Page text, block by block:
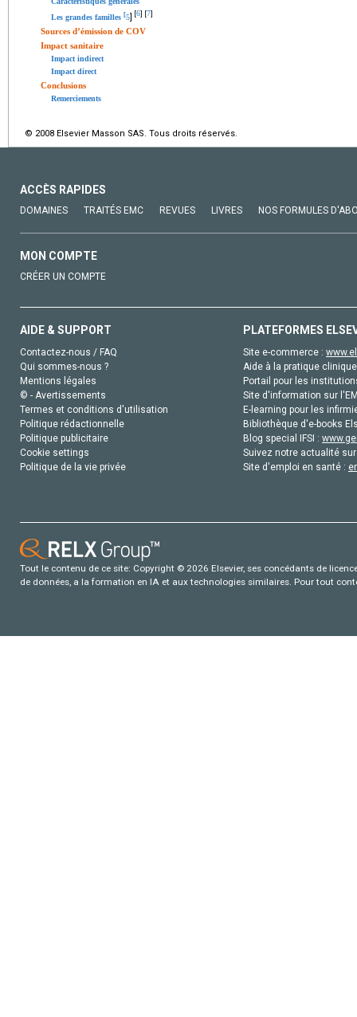
Les grandes familles [5] [6] [7]
Sources d’émission de COV
Impact sanitaire
Impact indirect
Impact direct
Conclusions
Remerciements
© 2008 Elsevier Masson SAS. Tous droits réservés.
ACCÈS RAPIDES
DOMAINES TRAITÉS EMC REVUES LIVRES NOS FORMULES
MON COMPTE
CRÉER UN COMPTE
AIDE & SUPPORT
Contactez-nous / FAQ
Qui sommes-nous ?
Mentions légales
© - Avertissements
Termes et conditions d'utilisation
Politique rédactionnelle
Politique publicitaire
Cookie settings
Politique de la vie privée
PLATEFORMES
Site e-commerce :
Aide à la pratique
Portail pour les
Site d'information sur
E-learning pour les
Bibliothèque d'e-books
Blog special IFSI :
Suivez notre actualité
Site d'emploi en santé :
Tout le contenu de ce site: Copyright © 2026 Elsevier, ses concédants de
de données, a la formation en IA et aux technologies similaires. Pour tout